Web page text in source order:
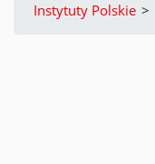
Instytuty Polskie >